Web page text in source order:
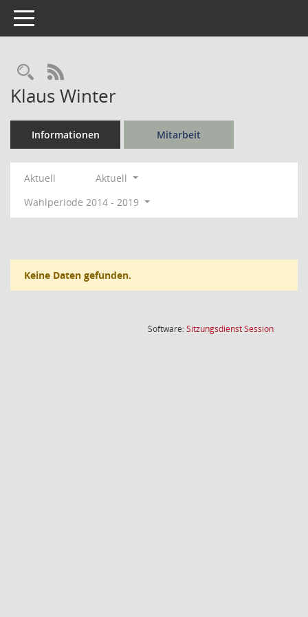
Toggle navigation
Rechercheauswahl
RSS-Feed
Klaus Winter
Informationen Mitarbeit
Aktuell
Aktuell
Wahlperiode 2014 - 2019
Keine Daten gefunden.
Software:SitzungsdienstSession(Wird in